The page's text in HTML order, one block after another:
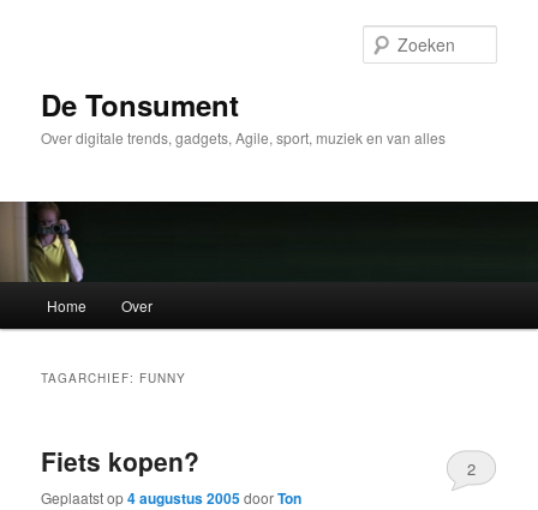
inhoud
inhoudDe Tonsument
Over digitale trends, gadgets, Agile, sport, muziek en van alles
Home Over
TAGARCHIEF: FUNNY
Fiets kopen?
Geplaatst op4 augustus 2005doorTon
2